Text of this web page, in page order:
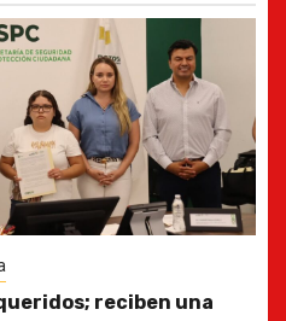
del Gobernador